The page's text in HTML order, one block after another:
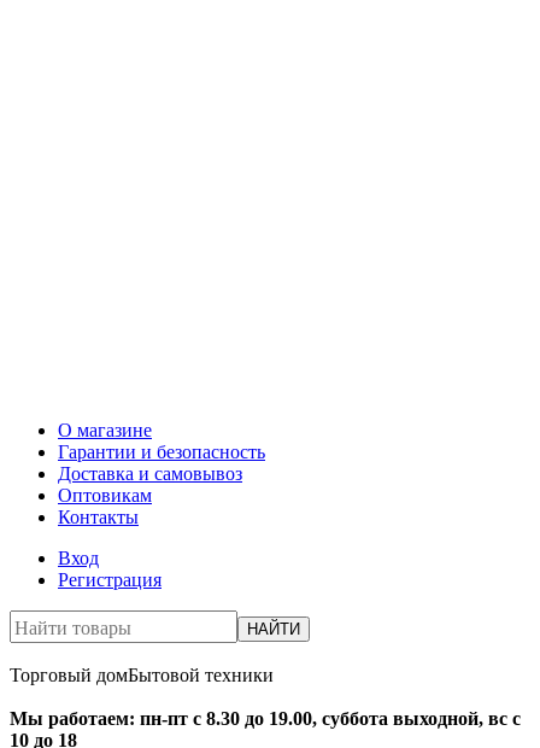
О магазине
Гарантии и безопасность
Доставка и самовывоз
Оптовикам
Контакты
Вход
Регистрация
НАЙТИ
Торговый домБытовой техники
Мы работаем: пн-пт с 8.30 до 19.00, суббота выходной, вс с
10 до 18